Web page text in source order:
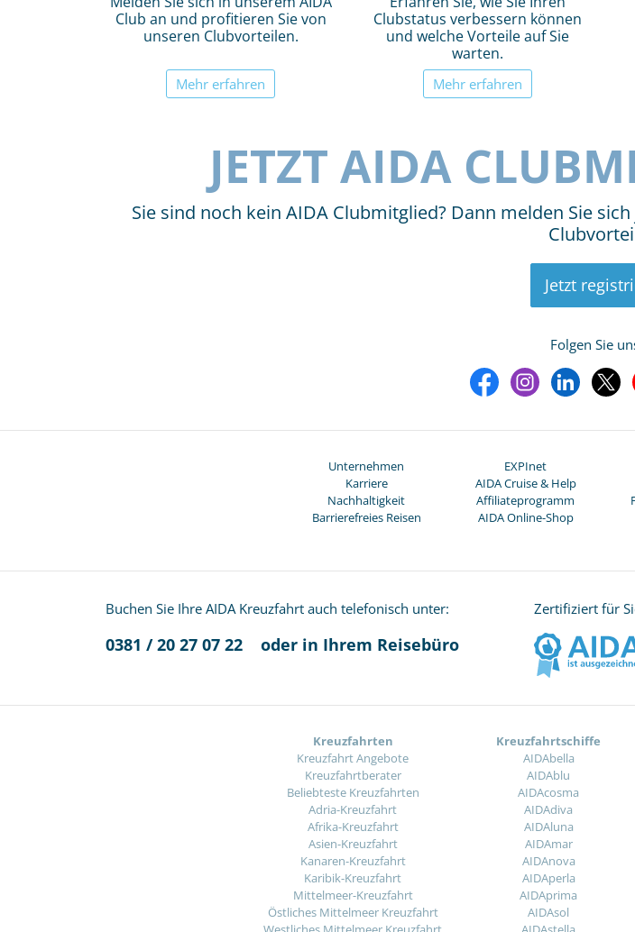
Club an und profitieren Sie von
unseren Clubvorteilen.
Mehr erfahren
Clubstatus verbessern können
und welche Vorteile auf Sie
warten.
Mehr erfahren
JETZT AIDA
Sie sind noch kein AIDA Clubmitglied? Dann melden Sie
Jetzt
Folgen Sie
Unternehmen
Karriere
Nachhaltigkeit
Barrierefreies Reisen
EXPInet
AIDA Cruise & Help
Affiliateprogramm
AIDA Online-Shop
Buchen Sie Ihre AIDA Kreuzfahrt auch telefonisch unter:
0381 / 20 27 07 22 oder in Ihrem Reisebüro
Zertifiziert für
Kreuzfahrten
Kreuzfahrt Angebote
Kreuzfahrtberater
Beliebteste Kreuzfahrten
Adria-Kreuzfahrt
Afrika-Kreuzfahrt
Asien-Kreuzfahrt
Kanaren-Kreuzfahrt
Karibik-Kreuzfahrt
Mittelmeer-Kreuzfahrt
Östliches Mittelmeer Kreuzfahrt
Kreuzfahrtschiffe
AIDAbella
AIDAblu
AIDAcosma
AIDAdiva
AIDAluna
AIDAmar
AIDAnova
AIDAperla
AIDAprima
AIDAsol